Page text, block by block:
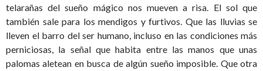
telarañas del sueño mágico nos mueven a risa. El sol que
también sale para los mendigos y furtivos. Que las lluvias se
lleven el barro del ser humano, incluso en las condiciones más
perniciosas, la señal que habita entre las manos que unas
palomas aletean en busca de algún sueño imposible. Que otra